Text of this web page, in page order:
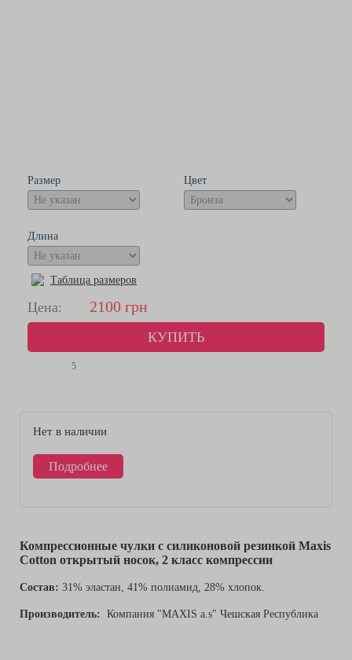
Размер Цвет
Длина
Таблица размеров
Цена: 2100 грн
КУПИТЬ
5
Нет в наличии
Подробнее
Компрессионные чулки с силиконовой резинкой Maxis
Cotton открытый носок, 2 класс компрессии
Состав: 31% эластан, 41% полиамид, 28% хлопок.
Производитель: Компания "MAXIS a.s" Чешская Республика